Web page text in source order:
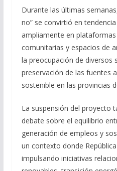
Durante las últimas
no” se convirtió en
ampliamente en
comunitarias y espacios de
la preocupación de diversos
preservación de las fuentes
sostenible en las provincias
La suspensión del proyecto
debate sobre el equilibrio
generación de empleos y
un contexto donde
impulsando iniciativas